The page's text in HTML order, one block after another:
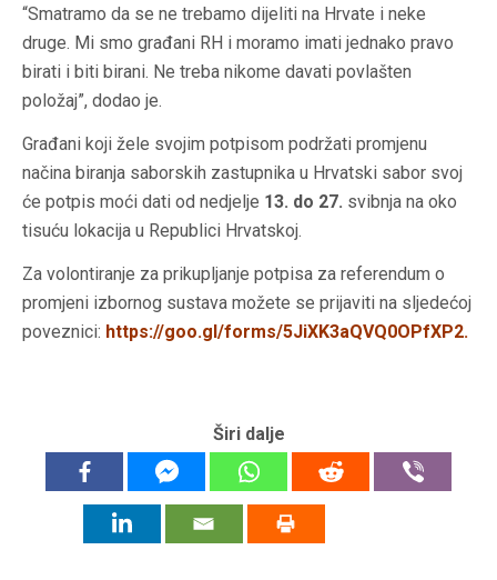
“Smatramo da se ne trebamo dijeliti na Hrvate i neke
druge. Mi smo građani RH i moramo imati jednako pravo
birati i biti birani. Ne treba nikome davati povlašten
položaj”, dodao je.
Građani koji žele svojim potpisom podržati promjenu
načina biranja saborskih zastupnika u Hrvatski sabor svoj
će potpis moći dati od nedjelje 13. do 27. svibnja na oko
tisuću lokacija u Republici Hrvatskoj.
Za volontiranje za prikupljanje potpisa za referendum o
promjeni izbornog sustava možete se prijaviti na sljedećoj
poveznici: https://goo.gl/forms/5JiXK3aQVQ0OPfXP2.
Širi dalje